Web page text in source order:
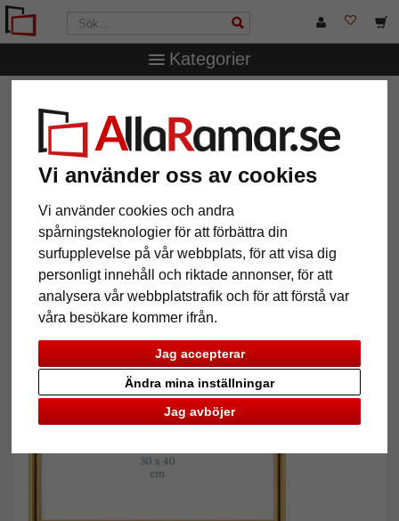
Vi använder oss av cookies
Vi använder cookies och andra
spårningsteknologier för att förbättra din
surfupplevelse på vår webbplats, för att visa dig
personligt innehåll och riktade annonser, för att
analysera vår webbplatstrafik och för att förstå var
våra besökare kommer ifrån.
Jag accepterar
Jag avböjer
Ändra mina inställningar
Kategorier
Maria
Träram Santa Maria
Tillbaka